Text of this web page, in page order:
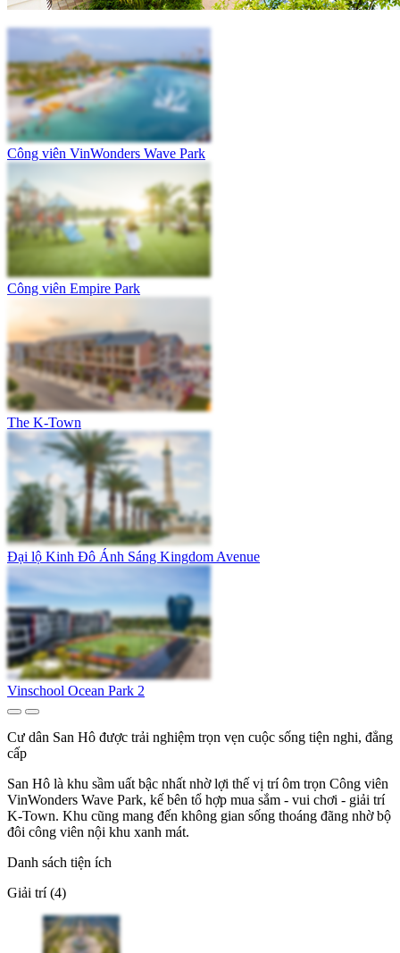
Công viên VinWonders Wave Park
Công viên Empire Park
The K-Town
Đại lộ Kinh Đô Ánh Sáng Kingdom Avenue
Vinschool Ocean Park 2
Cư dân San Hô được trải nghiệm trọn vẹn cuộc sống tiện nghi, đẳng
cấp
San Hô là khu sầm uất bậc nhất nhờ lợi thế vị trí ôm trọn Công viên
VinWonders Wave Park, kế bên tổ hợp mua sắm - vui chơi - giải trí
K-Town. Khu cũng mang đến không gian sống thoáng đãng nhờ bộ
đôi công viên nội khu xanh mát.
Danh sách tiện ích
Giải trí (4)